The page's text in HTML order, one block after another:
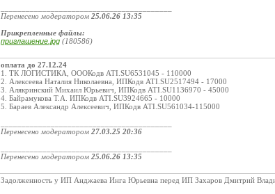
Перенесено модератором 25.06.26 13:35
Прикрепленные файлы:
приглашение.jpg (180586)
оплата до 27.12.24
1. ТК ЛОГИСТИКА, ОООКодв ATI.SU6531045 - 110000
2. Алексеева Наталия Николаевна, ИПКодв ATI.SU2517494 - 17000
3. Алякринский Михаил Юрьевич, ИПКодв ATI.SU1136970 - 45000
4. Байрамукова Т.А. ИПКодв ATI.SU3924665 - 10000
5. Бараев Александр Алексеевич, ИПКодв ATI.SU561034-115000
Перенесено модератором 27.03.25 20:36
Перенесено модератором 25.06.26 13:35
Задолженность у ИП Анджаева Инга Юрьевна перед ИП Захаров Дмитрий